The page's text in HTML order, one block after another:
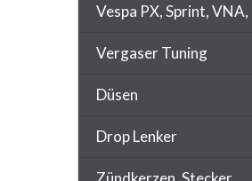
Vespa PX, Sprint, VNA,
Vergaser Tuning
Düsen
Drop Lenker